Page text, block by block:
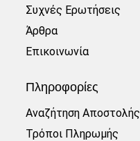
Συχνές Ερωτήσεις
Άρθρα
Επικοινωνία
Πληροφορίες
Αναζήτηση Αποστολής
Τρόποι Πληρωμής